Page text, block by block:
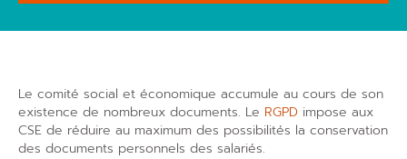
Le comité social et économique accumule au cours de son
existence de nombreux documents. Le RGPD impose aux
CSE de réduire au maximum des possibilités la conservation
des documents personnels des salariés.